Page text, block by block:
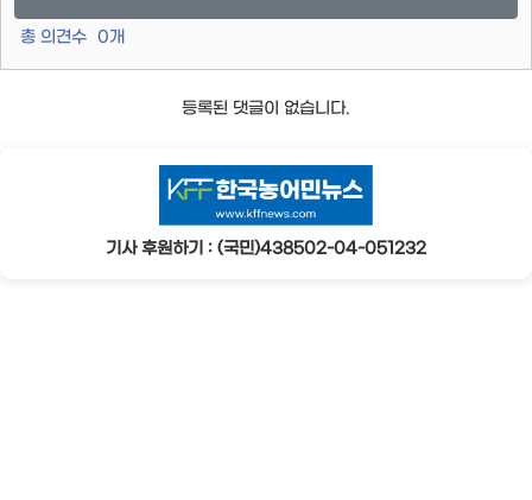
총 의견수 0개
등록된 댓글이 없습니다.
기사 후원하기 : (국민)438502-04-051232